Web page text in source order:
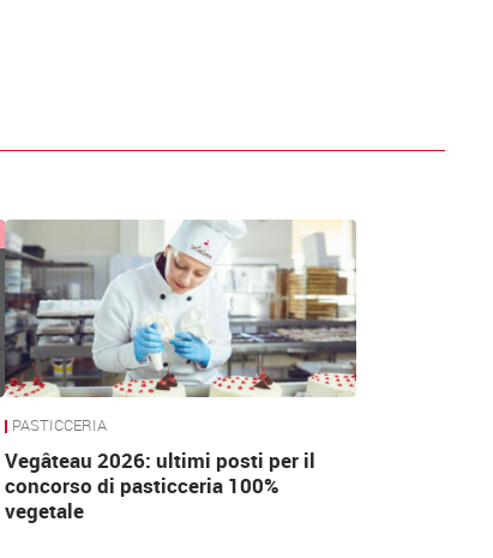
PASTICCERIA
Vegâteau 2026: ultimi posti per il
concorso di pasticceria 100%
vegetale